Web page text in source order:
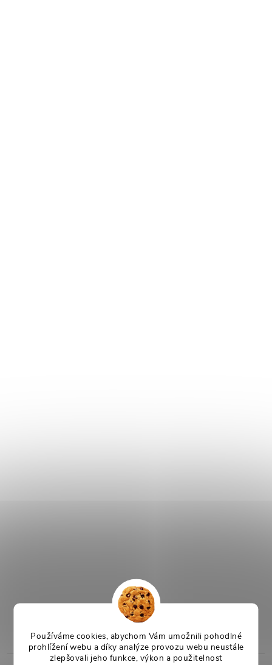
Používáme cookies, abychom Vám umožnili pohodlné
prohlížení webu a díky analýze provozu webu neustále
zlepšovali jeho funkce, výkon a použitelnost